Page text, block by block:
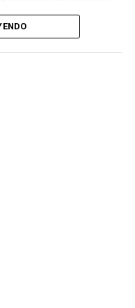
la emergencia